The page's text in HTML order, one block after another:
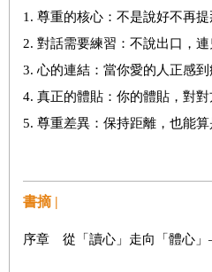
1. 尊重的核心：不是說好不再提
2. 對話需要練習：不說出口，
3. 心的連結：當你愛的人正感
4. 真正的體貼：你的體貼，對
5. 尊重差異：保持距離，也能算
8. 具體的表達：我該如何說出我
9. 什麼是體心？：從慣性的讀
書摘 |
序章 從「讀心」走向「體心